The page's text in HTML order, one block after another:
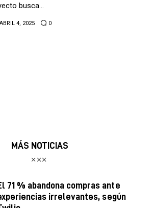
busca…
ABRIL 4, 2025 0
MÁS NOTICIAS
71 % abandona compras ante
irrelevantes, según